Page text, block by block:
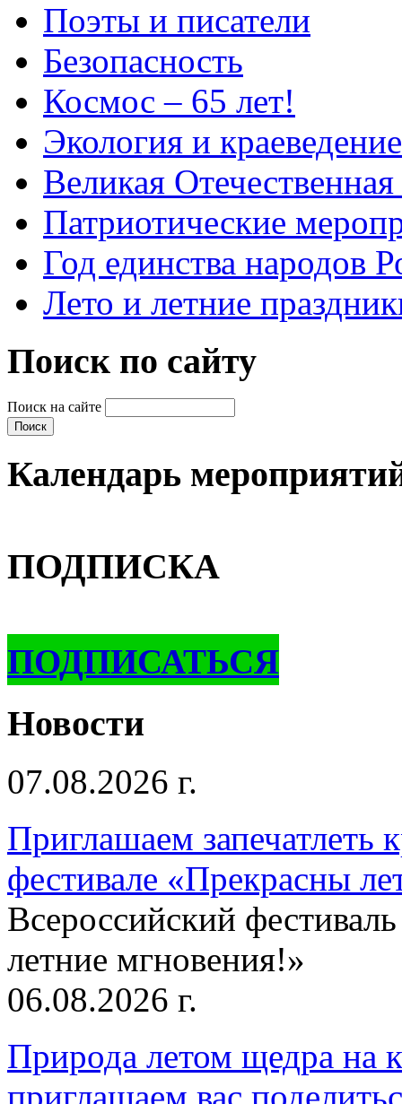
Поэты и писатели
Безопасность
Космос – 65 лет!
Экология и краеведение
Великая
Патриотические
Год единства народов
Лето и летние
Поиск по сайту
Поиск на сайте
Календарь
ПОДПИСКА
ПОДПИСАТЬСЯ
Новости
07.08.2026 г.
Приглашаем запечатлеть
фестивале «Прекрасны
Всероссийский
летние мгновения!»
06.08.2026 г.
Природа летом щедра на
приглашаем вас